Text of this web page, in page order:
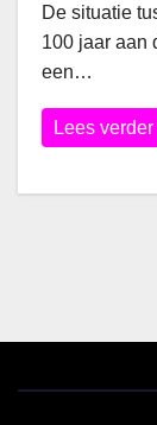
De situatie
100 jaar aan
een…
Lees verder